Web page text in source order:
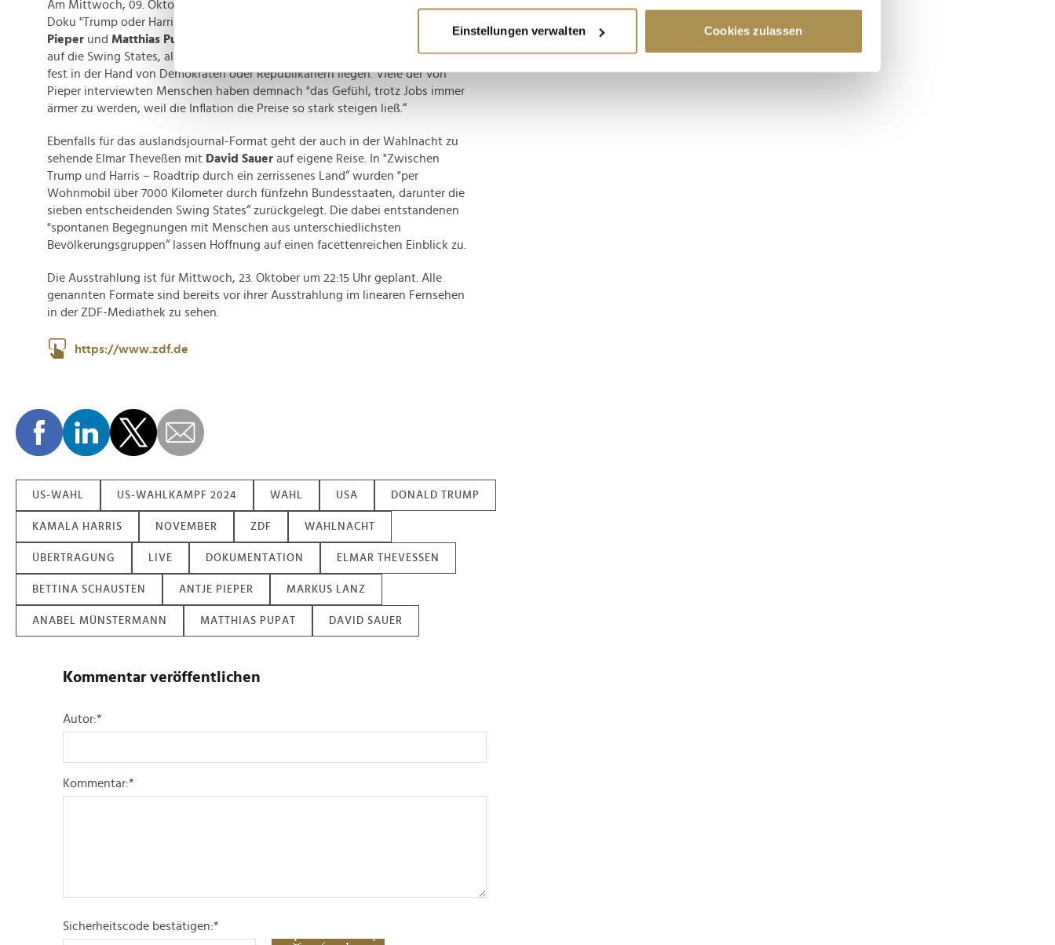
Erfahren Sie mehr darüber, wie Ihre persönlichen Daten verarbeitet werden, und legen Sie Ihre Präferenzen im
Wir verwenden Cookies, um Inhalte und Anzeigen zu personalisieren, Funktionen für soziale Medien anbieten zu können
und die Zugriffe auf unsere Website zu analysieren. Außerdem geben wir Informationen zu Ihrer Verwendung unserer
Website an unsere Partner für soziale Medien, Werbung und Analysen weiter. Unsere Partner führen diese Informationen
möglicherweise mit weiteren Daten zusammen, die Sie ihnen bereitgestellt haben oder die sie im Rahmen Ihrer Nutzung
der Dienste gesammelt haben.
Einstellungen verwalten Cookies zulassen
Am Mittwoch, 09. Oktober um 0.45 Uhr zeigt das ZDF die "auslandsjournal“-
Doku "Trump oder Harris – Wo die US-Wahl entschieden wird“ von
Pieper und Matthias Pupat
. Erstere fokussiert sich für den 43-minütigen Film
auf die Swing States, also jenes Bundesstaaten, die nicht mehr oder minder
fest in der Hand von Demokraten oder Republikanern liegen. Viele der von
Pieper interviewten Menschen haben demnach "das Gefühl, trotz Jobs immer
ärmer zu werden, weil die Inflation die Preise so stark steigen ließ.“
Ebenfalls für das auslandsjournal-Format geht der auch in der Wahlnacht zu
sehende Elmar Theveßen mit David Sauer auf eigene Reise. In "Zwischen
Trump und Harris – Roadtrip durch ein zerrissenes Land“ wurden "per
Wohnmobil über 7000 Kilometer durch fünfzehn Bundesstaaten, darunter die
sieben entscheidenden Swing States“ zurückgelegt. Die dabei entstandenen
"spontanen Begegnungen mit Menschen aus unterschiedlichsten
Bevölkerungsgruppen“ lassen Hoffnung auf einen facettenreichen Einblick zu.
Die Ausstrahlung ist für Mittwoch, 23. Oktober um 22:15 Uhr geplant. Alle
genannten Formate sind bereits vor ihrer Ausstrahlung im linearen Fernsehen
in der ZDF-Mediathek zu sehen.
https://www.zdf.de
US-WAHL US-WAHLKAMPF 2024 WAHL USA DONALD TRUMP
KAMALA HARRIS NOVEMBER ZDF WAHLNACHT
ÜBERTRAGUNG LIVE DOKUMENTATION ELMAR THEVESSEN
BETTINA SCHAUSTEN ANTJE PIEPER MARKUS LANZ
ANABEL MÜNSTERMANN MATTHIAS PUPAT DAVID SAUER
Kommentar veröffentlichen
Autor:*
Kommentar:*
Sicherheitscode bestätigen:*